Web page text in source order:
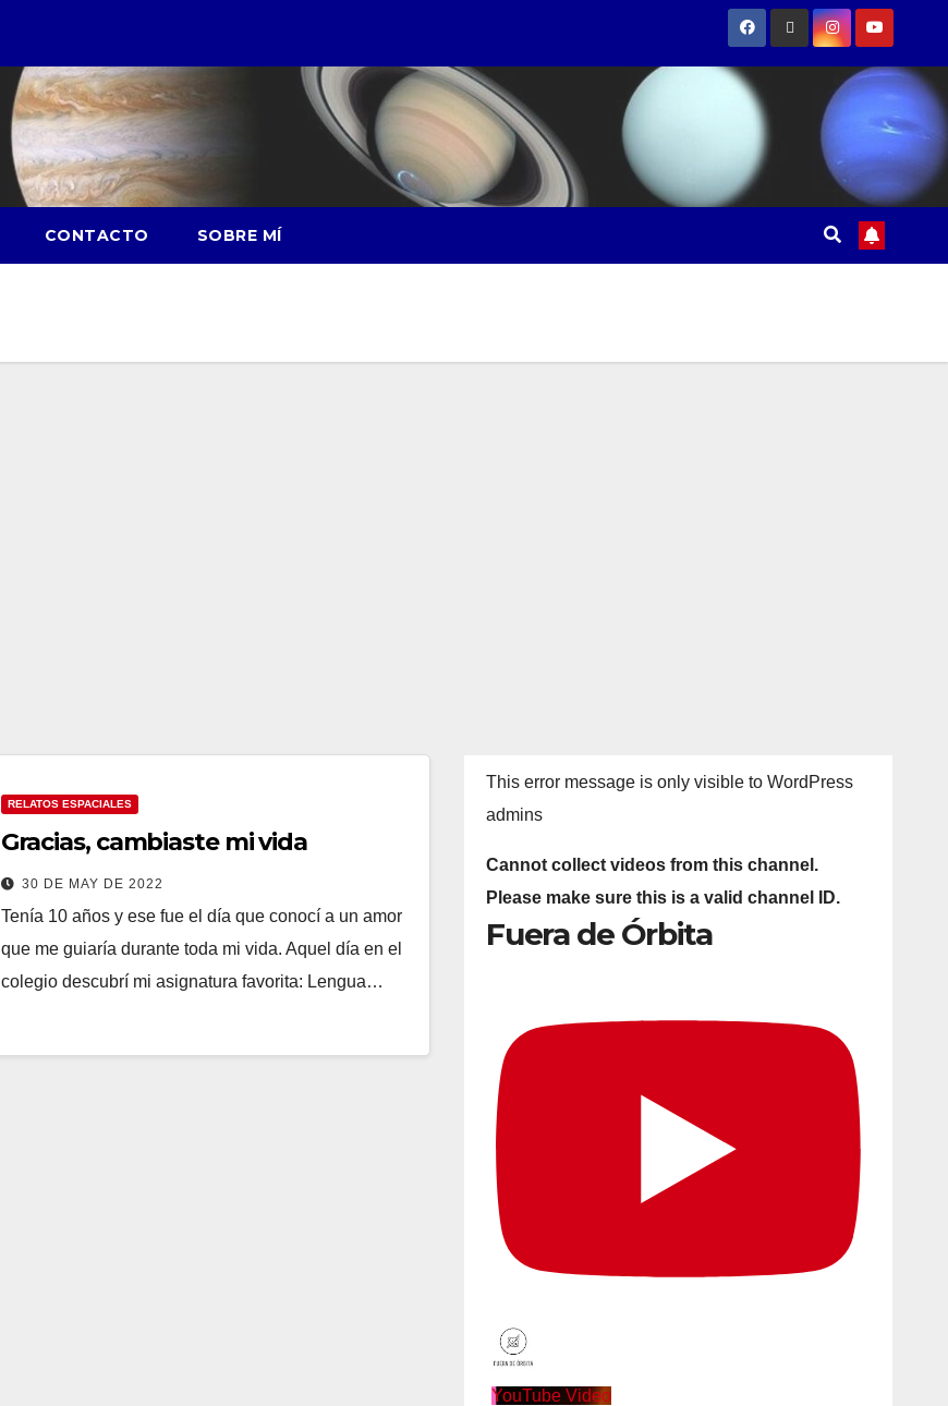
CONTACTO SOBRE MÍ
RELATOS ESPACIALES
Gracias, cambiaste mi vida
30 DE MAY DE 2022
Tenía 10 años y ese fue el día que conocí a un amor
que me guiaría durante toda mi vida. Aquel día en el
colegio descubrí mi asignatura favorita: Lengua…
This error message is only visible to WordPress
admins
Cannot collect videos from this channel.
Please make sure this is a valid channel ID.
Fuera de Órbita
YouTube Video